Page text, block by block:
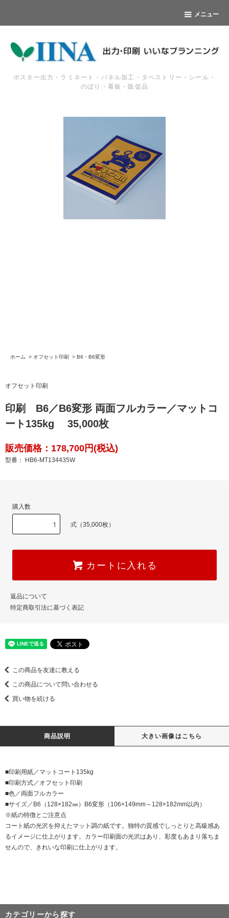
メニュー
ポスター出力・ラミネート・パネル加工・タペストリー・シール・
のぼり・看板・販促品
ホーム > オフセット印刷 > B6・B6変形
オフセット印刷
印刷 B6／B6変形 両面フルカラー／マットコ
ート135kg 35,000枚
販売価格：178,700円(税込)
型番： HB6-MT134435W
購入数
式（35,000枚）
カートに入れる
返品について
特定商取引法に基づく表記
この商品を友達に教える
この商品について問い合わせる
買い物を続ける
商品説明 大きい画像はこちら
■印刷用紙／マットコート135kg
■印刷方式／オフセット印刷
■色／両面フルカラー
■サイズ／B6（128×182㎜）B6変形（106×149mm～128×182mm以内）
※紙の特徴とご注意点
コート紙の光沢を抑えたマット調の紙です。独特の質感でしっとりと高級感あ
るイメージに仕上がります。カラー印刷面の光沢はあり、彩度もあまり落ちま
せんので、きれいな印刷に仕上がります。
カテゴリーから探す